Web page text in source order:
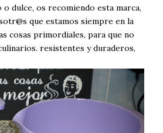
dulce, os recomiendo esta marca,
que estamos siempre en la
cosas primordiales, para que no
resistentes y duraderos,